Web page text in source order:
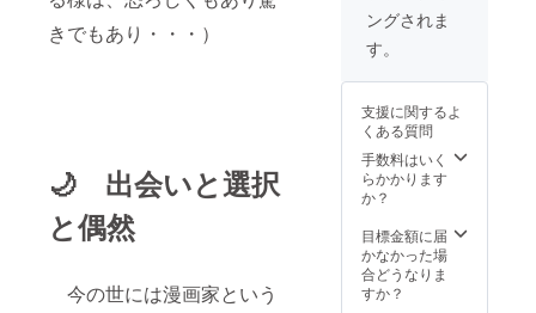
きでもあり・・・）
🌙 出会いと選択
と偶然
今の世には漫画家という
す。
す） ／
（役柄
掲載さ
れま
す。
お名前
はニッ
ムも可
能で
す。ご
希望表
ングされま
す。
支援に関するよ
くある質問
手数料はいく
らかかります
か？
目標金額に届
かなかった場
合どうなりま
すか？